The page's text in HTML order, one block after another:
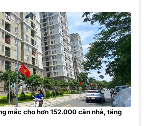
mắc cho hơn 152.000 căn nhà, tăng